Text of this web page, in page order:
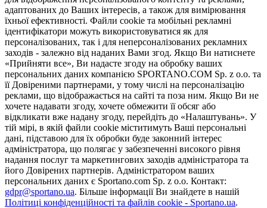
адаптованих до Ваших інтересів, а також для вимірювання
їхньої ефективності. Файли cookie та мобільні рекламні
ідентифікатори можуть використовуватися як для
персоналізованих, так і для неперсоналізованих рекламних
заходів - залежно від наданих Вами згод. Якщо Ви натиснете
«Прийняти все», Ви надасте згоду на обробку ваших
персональних даних компанією SPORTANO.COM Sp. z o.o. та
її Довіреними партнерами, у тому числі на персоналізацію
реклами, що відображається на сайті та поза ним. Якщо Ви не
хочете надавати згоду, хочете обмежити її обсяг або
відкликати вже надану згоду, перейдіть до «Налаштувань». У
тій мірі, в якій файли cookie міститимуть Ваші персональні
дані, підставою для їх обробки буде законний інтерес
адміністратора, що полягає у забезпеченні високого рівня
надання послуг та маркетингових заходів адміністратора та
його Довірених партнерів. Адміністратором ваших
персональних даних є Sportano.com Sp. z o.o. Контакт:
gdpr@sportano.ua. Більше інформації Ви знайдете в нашій
Політиці конфіденційності та файлів cookie - Sportano.ua.